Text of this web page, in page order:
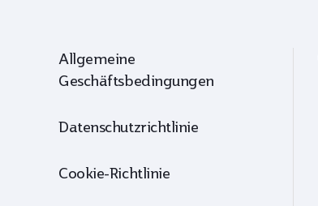
Allgemeine
Geschäftsbedingungen
Datenschutzrichtlinie
Cookie-Richtlinie